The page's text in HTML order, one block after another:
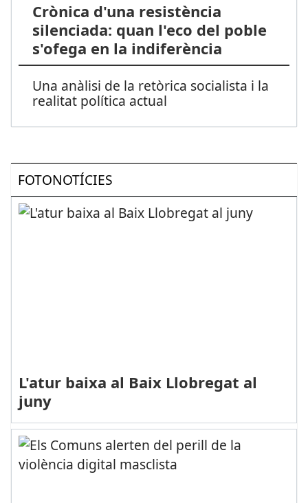
Crònica d'una resistència
silenciada: quan l'eco del poble
s'ofega en la indiferència
Una anàlisi de la retòrica socialista i la
realitat política actual
FOTONOTÍCIES
L'atur baixa al Baix Llobregat al
juny